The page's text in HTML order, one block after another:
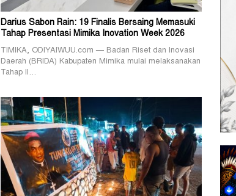
Darius Sabon Rain: 19 Finalis Bersaing Memasuki
Tahap Presentasi Mimika Inovation Week 2026
TIMIKA, ODIYAIWUU.com — Badan Riset dan Inovasi
Daerah (BRIDA) Kabupaten Mimika mulai melaksanakan
Tahap II…